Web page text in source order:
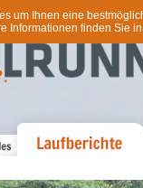
um Ihnen eine
Informationen finden Sie